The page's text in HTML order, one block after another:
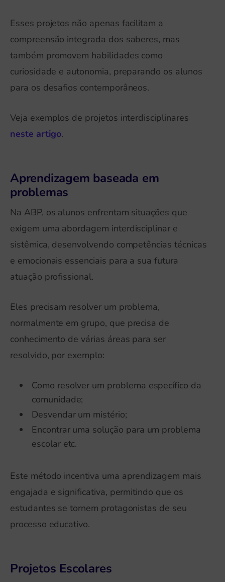
Esses projetos não apenas facilitam a
compreensão integrada dos saberes, mas
também promovem habilidades como
curiosidade e autonomia, preparando os alunos
para os desafios contemporâneos.
Veja exemplos de projetos interdisciplinares
neste artigo.
Aprendizagem baseada em
problemas
Na ABP, os alunos enfrentam situações que
exigem uma abordagem interdisciplinar e
sistêmica, desenvolvendo competências técnicas
e emocionais essenciais para a sua futura
atuação profissional.
Eles precisam resolver um problema,
normalmente em grupo, que precisa de
conhecimento de várias áreas para ser
resolvido, por exemplo:
Como resolver um problema específico da
comunidade;
Desvendar um mistério;
Encontrar uma solução para um problema
escolar etc.
Este método incentiva uma aprendizagem mais
engajada e significativa, permitindo que os
estudantes se tornem protagonistas de seu
processo educativo.
Projetos Escolares